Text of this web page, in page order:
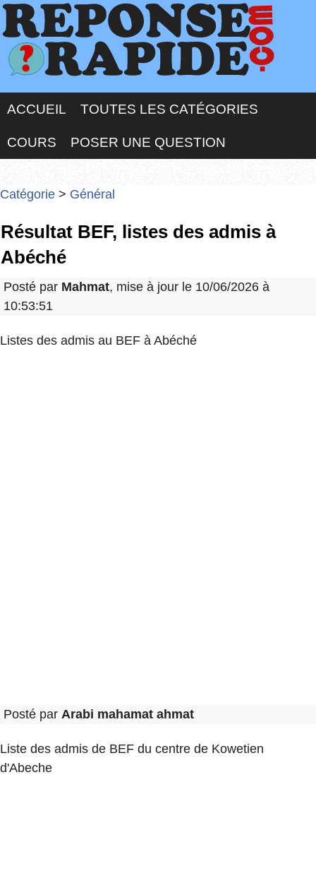
ACCUEIL TOUTES LES CATÉGORIES
COURS POSER UNE QUESTION
Catégorie > Général
Résultat BEF, listes des admis à
Abéché
Posté par Mahmat, mise à jour le 10/06/2026 à
10:53:51
Listes des admis au BEF à Abéché
Posté par Arabi mahamat ahmat
Liste des admis de BEF du centre de Kowetien
d'Abeche